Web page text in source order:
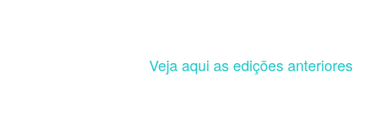
Veja aqui as edições anteriores